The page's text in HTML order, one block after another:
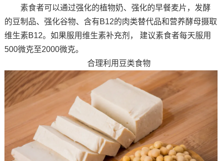
素食者可以通过强化的植物奶、强化的早餐麦片，发酵
的豆制品、强化谷物、含有B12的肉类替代品和营养酵母摄取
维生素B12。如果服用维生素补充剂， 建议素食者每天服用
500微克至2000微克。
合理利用豆类食物